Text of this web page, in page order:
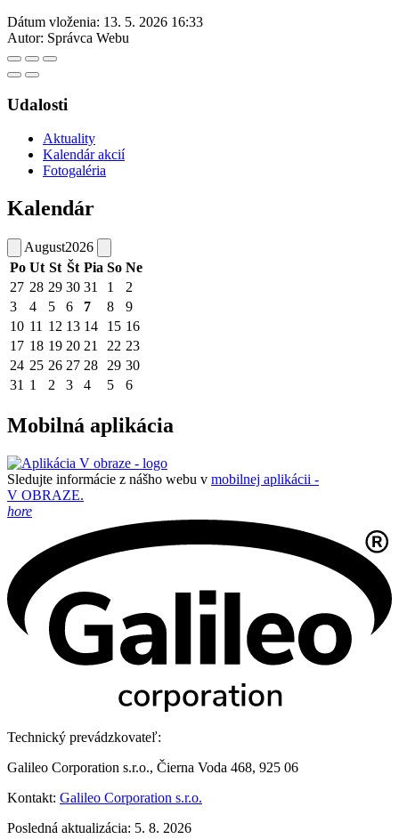
Dátum vloženia: 13. 5. 2026 16:33
Autor: Správca Webu
Udalosti
Aktuality
Kalendár akcií
Fotogaléria
Kalendár
August2026
Po Ut St Št Pia So Ne
27 28 29 30 31 1
2
3
4 5 6 7 8
9
10 11 12 13 14 15 16
17 18 19 20 21 22 23
24 25 26 27 28 29 30
31 1 2 3 4 5 6
Mobilná aplikácia
Sledujte informácie z nášho webu v mobilnej aplikácii -
V OBRAZE.
hore
Technický prevádzkovateľ:
Galileo Corporation s.r.o., Čierna Voda 468, 925 06
Kontakt: Galileo Corporation s.r.o.
Posledná aktualizácia: 5. 8. 2026